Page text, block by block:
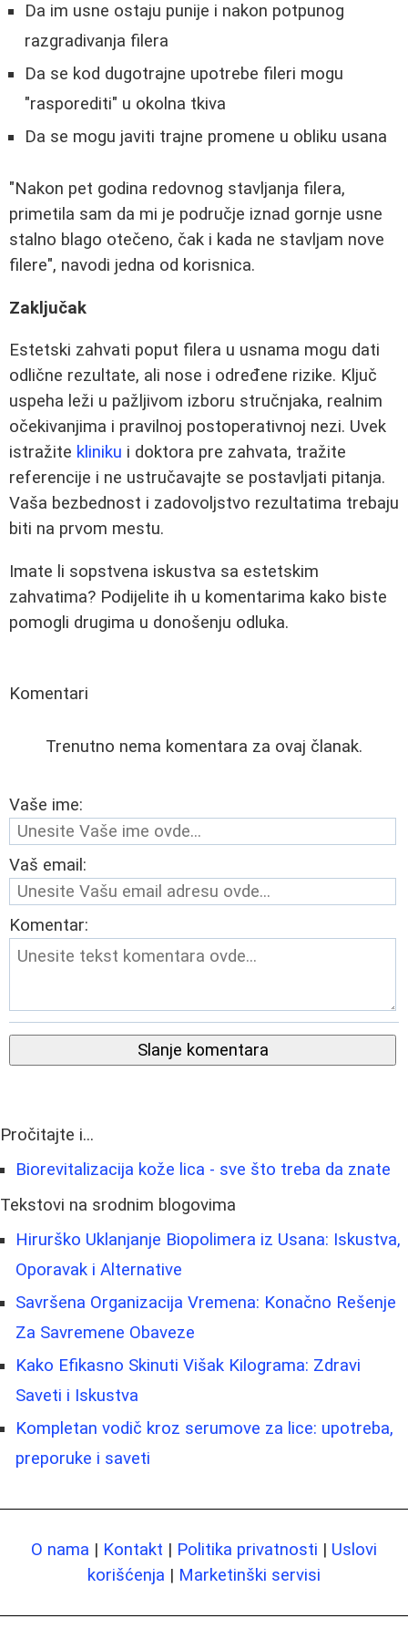
Da im usne ostaju punije i nakon potpunog
razgradivanja filera
Da se kod dugotrajne upotrebe fileri mogu
"rasporediti" u okolna tkiva
Da se mogu javiti trajne promene u obliku usana
"Nakon pet godina redovnog stavljanja filera,
primetila sam da mi je područje iznad gornje usne
stalno blago otečeno, čak i kada ne stavljam nove
filere", navodi jedna od korisnica.
Zaključak
Estetski zahvati poput filera u usnama mogu dati
odlične rezultate, ali nose i određene rizike. Ključ
uspeha leži u pažljivom izboru stručnjaka, realnim
očekivanjima i pravilnoj postoperativnoj nezi. Uvek
istražite kliniku i doktora pre zahvata, tražite
referencije i ne ustručavajte se postavljati pitanja.
Vaša bezbednost i zadovoljstvo rezultatima trebaju
biti na prvom mestu.
Imate li sopstvena iskustva sa estetskim
zahvatima? Podijelite ih u komentarima kako biste
pomogli drugima u donošenju odluka.
Komentari
Trenutno nema komentara za ovaj članak.
Vaše ime:
Vaš email:
Komentar:
Slanje komentara
Pročitajte i...
Biorevitalizacija kože lica - sve što treba da znate
Tekstovi na srodnim blogovima
Hirurško Uklanjanje Biopolimera iz Usana: Iskustva,
Oporavak i Alternative
Savršena Organizacija Vremena: Konačno Rešenje
Za Savremene Obaveze
Kako Efikasno Skinuti Višak Kilograma: Zdravi
Saveti i Iskustva
Kompletan vodič kroz serumove za lice: upotreba,
preporuke i saveti
O nama | Kontakt | Politika privatnosti | Uslovi
korišćenja | Marketinški servisi